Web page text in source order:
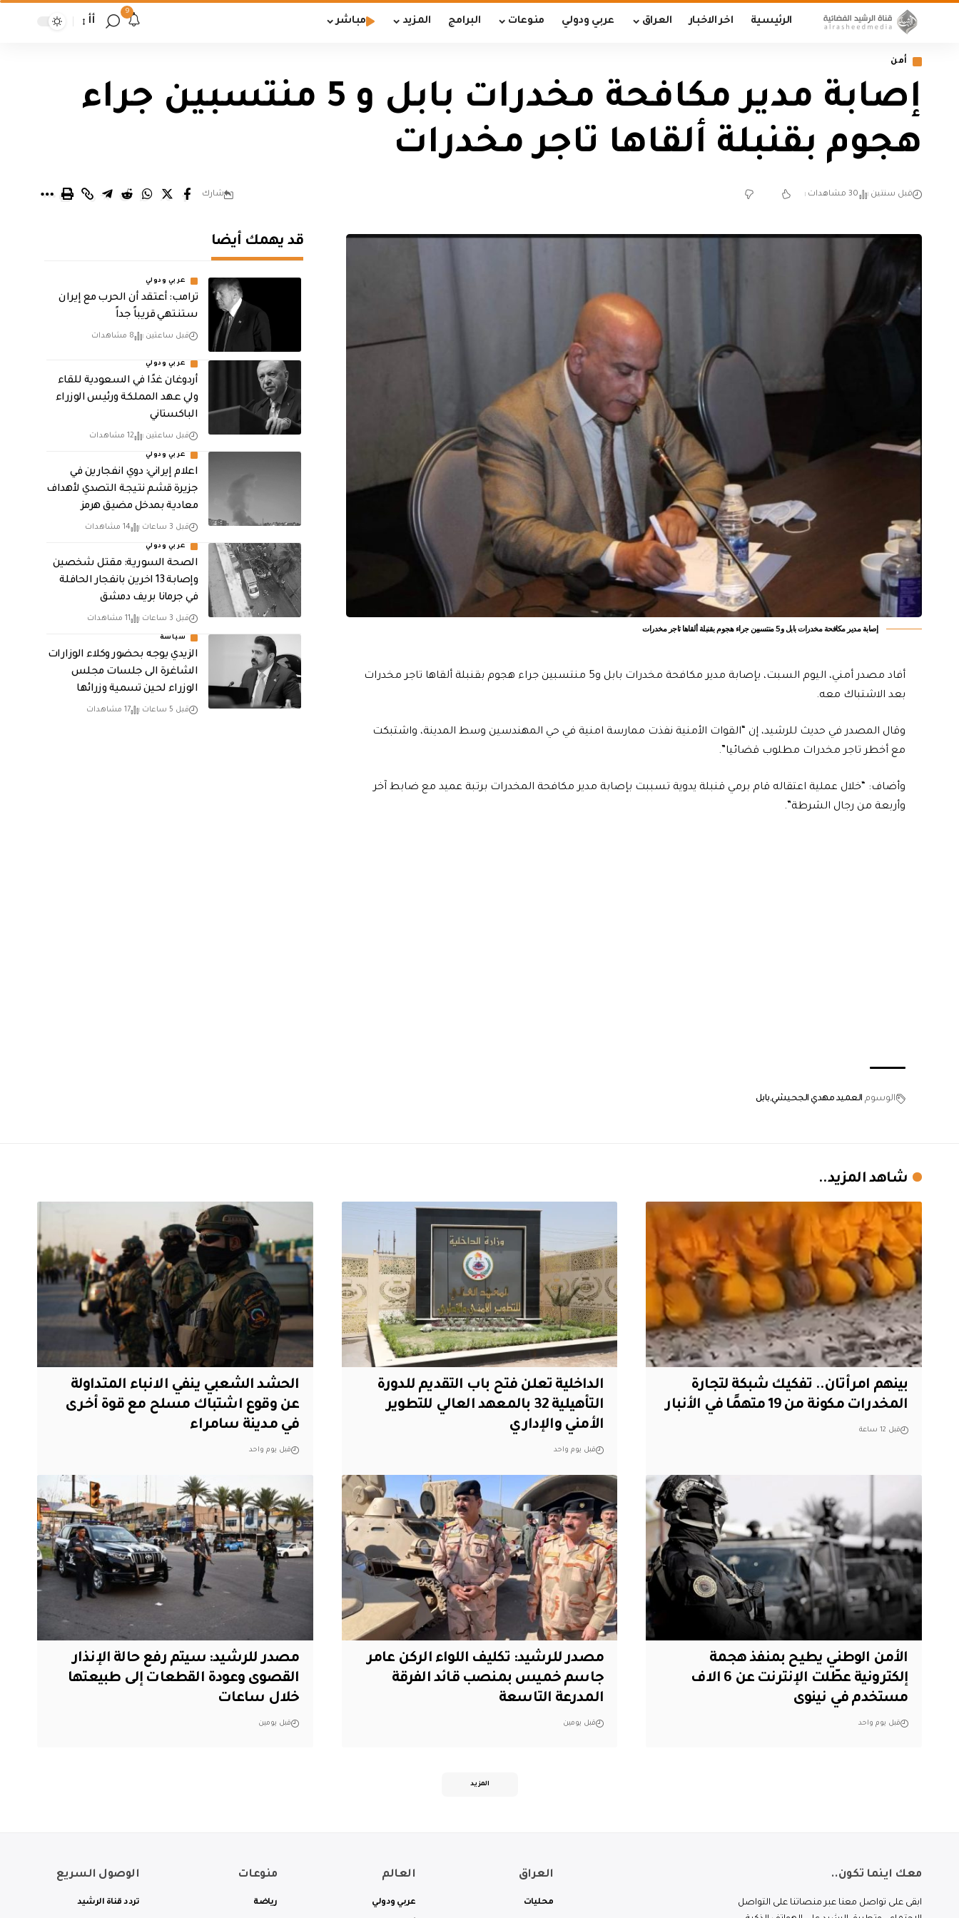
الرئيسية اخر الاخبار العراق عربي ودولي منوعات البرامج المزيد مباشر
9
أأ
أمن
إصابة مدير مكافحة مخدرات بابل و 5 منتسبين جراء
هجوم بقنبلة ألقاها تاجر مخدرات
قبل سنتين 30 مشاهدات شارك
إصابة مدير مكافحة مخدرات بابل و5 منتسبين جراء هجوم بقنبلة ألقاها تاجر مخدرات
أفاد مصدر أمني، اليوم السبت، بإصابة مدير مكافحة مخدرات بابل و5 منتسبين جراء هجوم بقنبلة ألقاها تاجر مخدرات
بعد الاشتباك معه.
وقال المصدر في حديث للرشيد، إن “القوات الأمنية نفذت ممارسة امنية في حي المهندسين وسط المدينة، واشتبكت
مع أخطر تاجر مخدرات مطلوب قضائيا”.
وأضاف: “خلال عملية اعتقاله قام برمي قنبلة يدوية تسببت بإصابة مدير مكافحة المخدرات برتبة عميد مع ضابط آخر
وأربعة من رجال الشرطة”.
الوسوم العميد مهدي الجحيشي بابل
قد يهمك أيضا
عربي ودولي
‏ترامب: أعتقد أن الحرب مع إيران
ستنتهي قريباً جداً
قبل ساعتين 8 مشاهدات
عربي ودولي
أردوغان غدًا في السعودية للقاء
ولي عهد المملكة ورئيس الوزراء
الباكستاني
قبل ساعتين 12 مشاهدات
عربي ودولي
اعلام إيراني: دوي انفجارين في
جزيرة قشم نتيجة التصدي لأهداف
معادية بمدخل مضيق هرمز
قبل 3 ساعات 14 مشاهدات
عربي ودولي
الصحة السورية: مقتل شخصين
وإصابة 13 اخرين بانفجار الحافلة
في جرمانا بريف دمشق
قبل 3 ساعات 11 مشاهدات
سياسة
الزيدي يوجه بحضور وكلاء الوزارات
الشاغرة الى جلسات مجلس
الوزراء لحين تسمية وزرائها
قبل 5 ساعات 17 مشاهدات
شاهد المزيد..
بينهم امرأتان.. تفكيك شبكة لتجارة
المخدرات مكونة من 19 متهمًا في الأنبار
قبل 12 ساعة
الداخلية تعلن فتح باب التقديم للدورة
التأهيلية 32 بالمعهد العالي للتطوير
الأمني والإداري
قبل يوم واحد
الحشد الشعبي ينفي الانباء المتداولة
عن وقوع اشتباك مسلح مع قوة أخرى
في مدينة سامراء
قبل يوم واحد
الأمن الوطني يطيح بمنفذ هجمة
إلكترونية عطّلت الإنترنت عن 6 الاف
مستخدم في نينوى
قبل يوم واحد
مصدر للرشيد: تكليف اللواء الركن عامر
جاسم خميس بمنصب قائد الفرقة
المدرعة التاسعة
قبل يومين
مصدر للرشيد: سيتم رفع حالة الإنذار
القصوى وعودة القطعات إلى طبيعتها
خلال ساعات
قبل يومين
المزيد
معك اينما تكون..
ابقى على تواصل معنا عبر منصاتنا على التواصل
العراق
محليات
العالم
عربي ودولي
منوعات
رياضة
الوصول السريع
تردد قناة الرشيد